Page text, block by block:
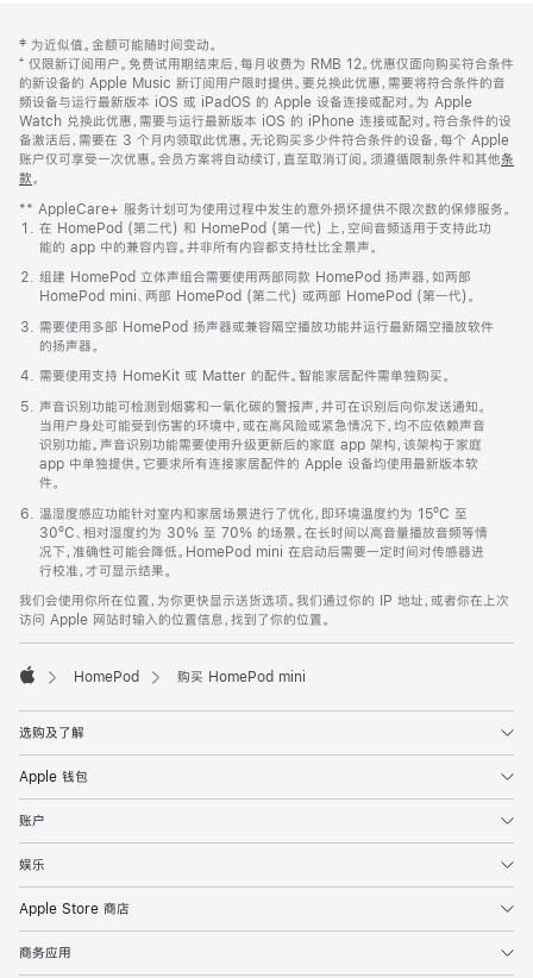
页
页
脚
注
‡ 为近似值。金额可能随时间变动。
⁺ 仅限新订阅用户。免费试用期结束后，每月收费为 RMB 12。优惠仅面向购买符合条件
的新设备的 Apple Music 新订阅用户限时提供。要兑换此优惠，需要将符合条件的音
频设备与运行最新版本 iOS 或 iPadOS 的 Apple 设备连接或配对。为 Apple
Watch 兑换此优惠，需要与运行最新版本 iOS 的 iPhone 连接或配对。符合条件的设
备激活后，需要在 3 个月内领取此优惠。无论购买多少件符合条件的设备，每个 Apple
账户仅可享受一次优惠。会员方案将自动续订，直至取消订阅。须遵循限制条件和其他条
款。
窗
口
中
打
开)
** AppleCare+ 服务计划可为使用过程中发生的意外损坏提供不限次数的保修服务。
在 HomePod (第二代) 和 HomePod (第一代) 上，空间音频适用于支持此功
能的 app 中的兼容内容。并非所有内容都支持杜比全景声。
组建 HomePod 立体声组合需要使用两部同款 HomePod 扬声器，如两部
HomePod mini、两部 HomePod (第二代) 或两部 HomePod (第一代)。
需要使用多部 HomePod 扬声器或兼容隔空播放功能并运行最新隔空播放软件
的扬声器。
需要使用支持 HomeKit 或 Matter 的配件。智能家居配件需单独购买。
声音识别功能可检测到烟雾和一氧化碳的警报声，并可在识别后向你发送通知。
当用户身处可能受到伤害的环境中，或在高风险或紧急情况下，均不应依赖声音
识别功能。声音识别功能需要使用升级更新后的家庭 app 架构，该架构于家庭
app 中单独提供。它要求所有连接家居配件的 Apple 设备均使用最新版本软
件。
温湿度感应功能针对室内和家居场景进行了优化，即环境温度约为 15ºC 至
30ºC、相对湿度约为 30% 至 70% 的场景。在长时间以高音量播放音频等情
况下，准确性可能会降低。HomePod mini 在启动后需要一定时间对传感器进
行校准，才可显示结果。
我们会使用你所在位置，为你更快显示送货选项。我们通过你的 IP 地址，或者你在上次
访问 Apple 网站时输入的位置信息，找到了你的位置。
HomePod 购买 HomePod mini
选购及了解
Apple 钱包
账户
娱乐
Apple Store 商店
商务应用